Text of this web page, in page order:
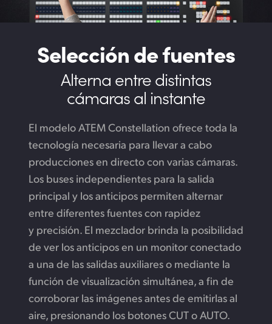
Selecciónde fuentes
Alterna entre distintas
cámaras al instante
El modelo ATEM Constellation ofrece toda la
tecnología necesaria para llevar a cabo
producciones en directo con varias cámaras.
Los buses independientes para la salida
principal y los anticipos permiten alternar
entre diferentes fuentes con rapidez
y precisión. El mezclador brinda la posibilidad
de ver los anticipos en un monitor conectado
a una de las salidas auxiliares o mediante la
función de visualización simultánea, a fin de
corroborar las imágenes antes de emitirlas al
aire, presionando los botones CUT o AUTO.